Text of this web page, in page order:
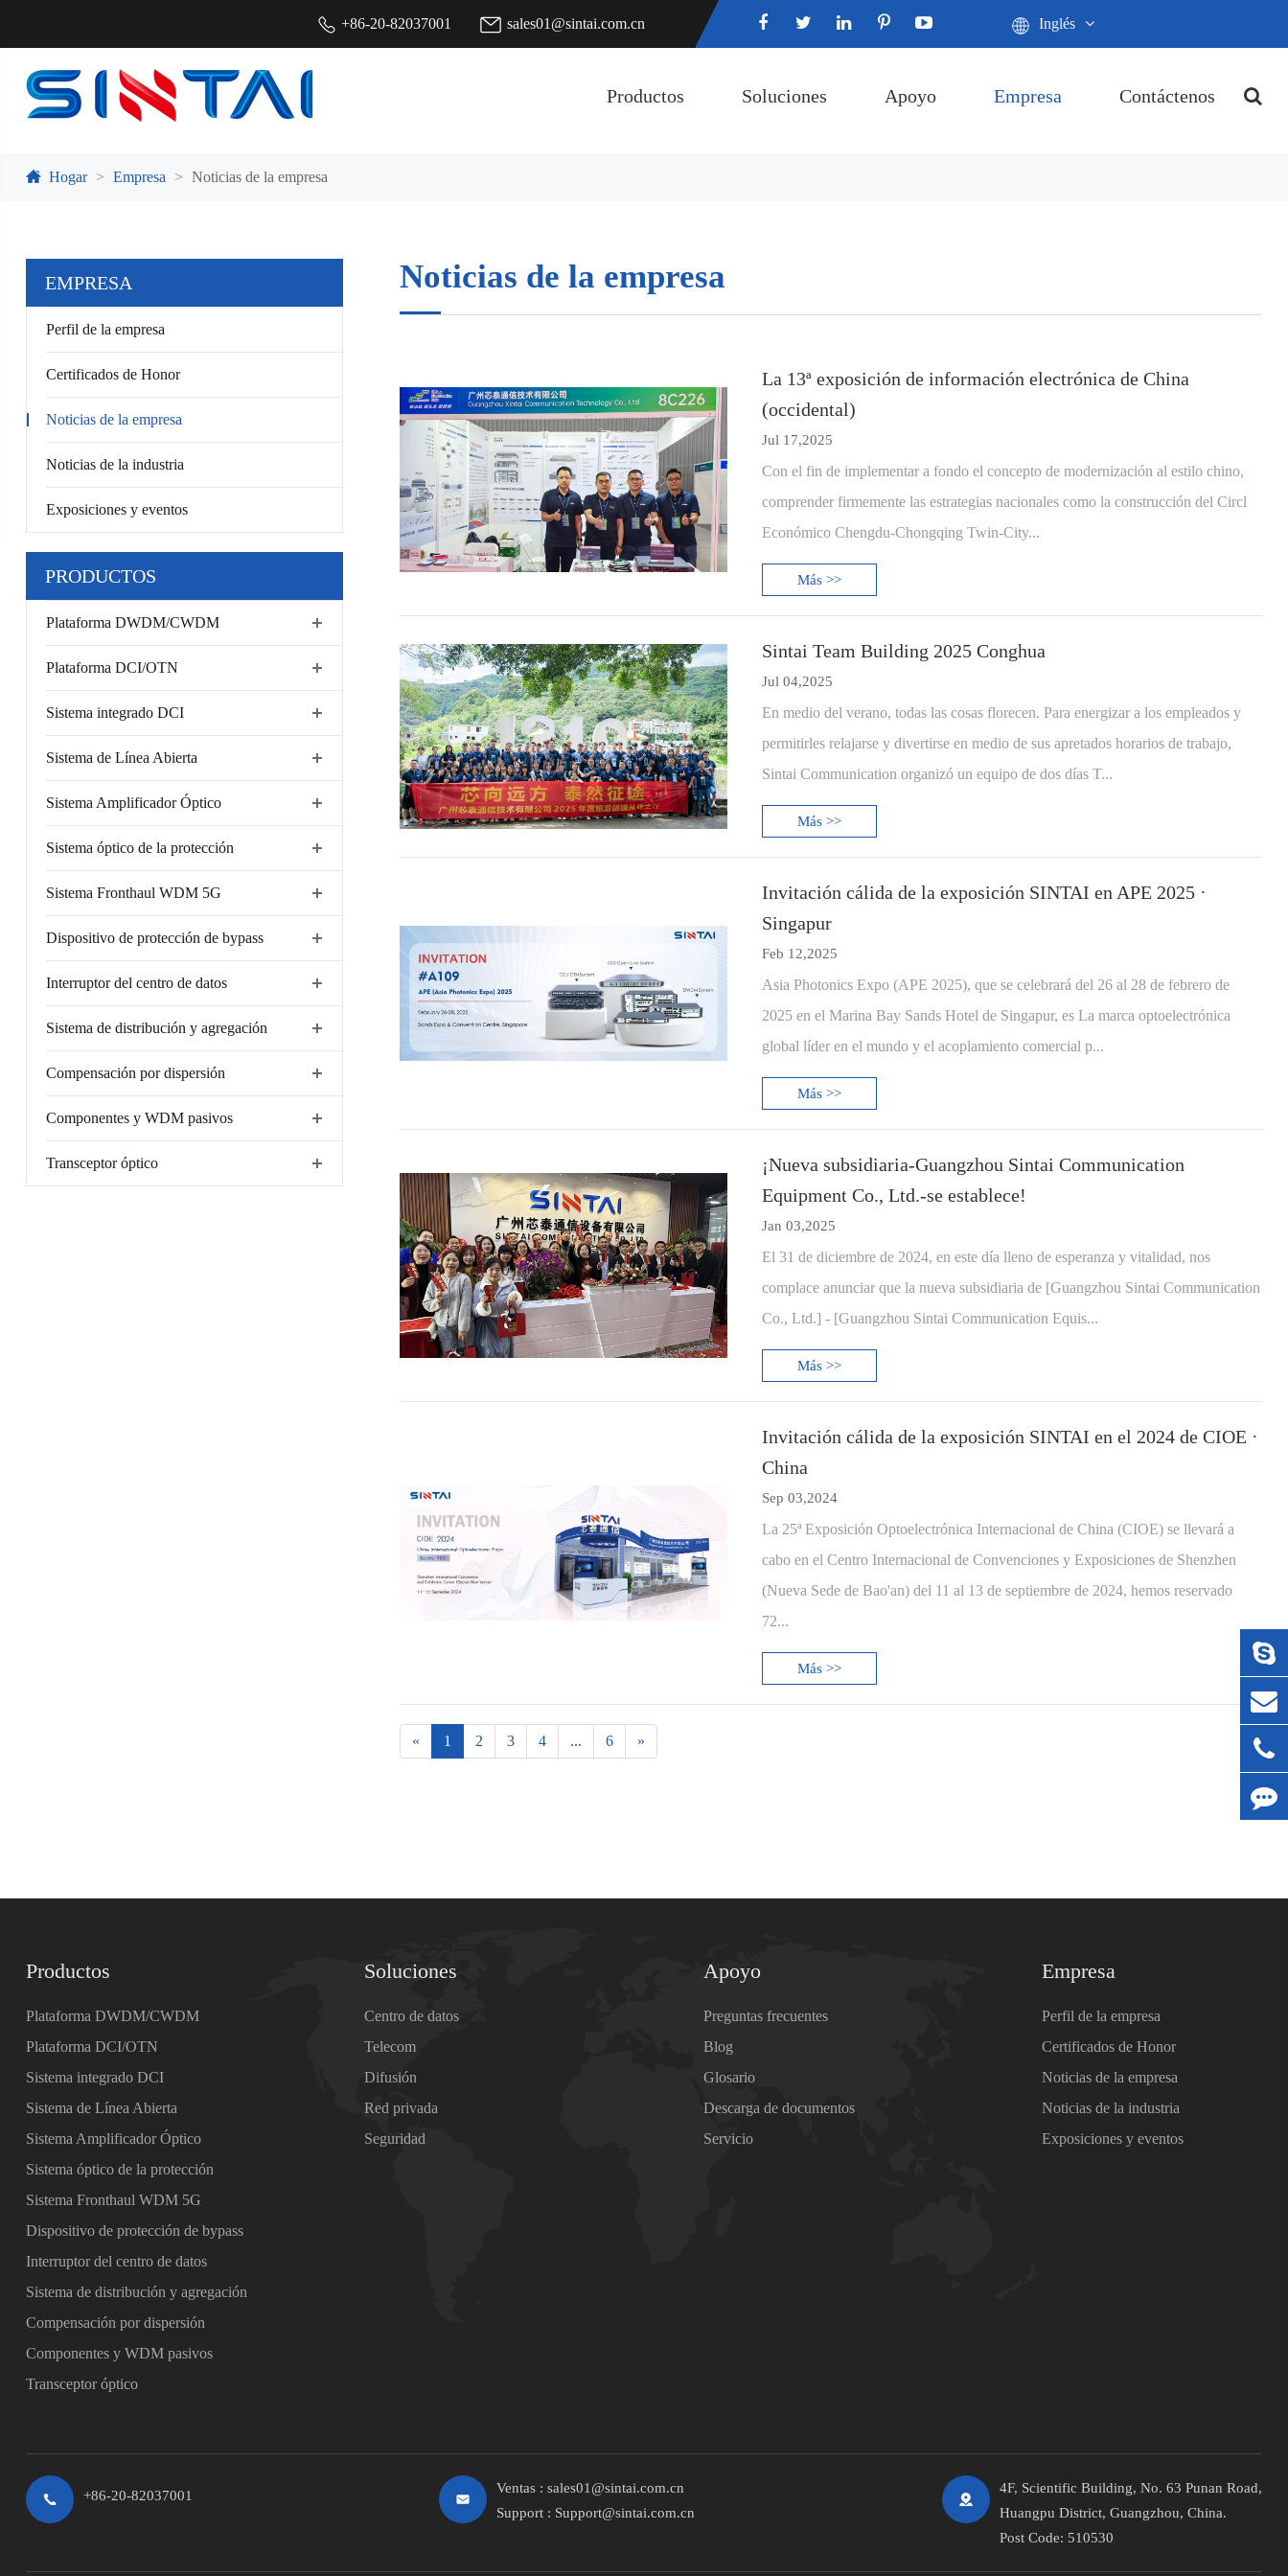
+86-20-82037001 sales01@sintai.com.cn Inglés
Productos Soluciones Apoyo Empresa Contáctenos
Hogar Empresa Noticias de la empresa
EMPRESA
Perfil de la empresa
Certificados de Honor
Noticias de la empresa
Noticias de la industria
Exposiciones y eventos
PRODUCTOS
Plataforma DWDM/CWDM
Plataforma DCI/OTN
Sistema integrado DCI
Sistema de Línea Abierta
Sistema Amplificador Óptico
Sistema óptico de la protección
Sistema Fronthaul WDM 5G
Dispositivo de protección de bypass
Interruptor del centro de datos
Sistema de distribución y agregación
Compensación por dispersión
Componentes y WDM pasivos
Transceptor óptico
Noticias de la empresa
La 13ª exposición de información electrónica de China
(occidental)
Jul 17,2025
Con el fin de implementar a fondo el concepto de modernización al estilo chino,
comprender firmemente las estrategias nacionales como la construcción del Circl
Económico Chengdu-Chongqing Twin-City...
Más >>
Sintai Team Building 2025 Conghua
Jul 04,2025
En medio del verano, todas las cosas florecen. Para energizar a los empleados y
permitirles relajarse y divertirse en medio de sus apretados horarios de trabajo,
Sintai Communication organizó un equipo de dos días T...
Más >>
Invitación cálida de la exposición SINTAI en APE 2025 ·
Singapur
Feb 12,2025
Asia Photonics Expo (APE 2025), que se celebrará del 26 al 28 de febrero de
2025 en el Marina Bay Sands Hotel de Singapur, es La marca optoelectrónica
global líder en el mundo y el acoplamiento comercial p...
Más >>
¡Nueva subsidiaria-Guangzhou Sintai Communication
Equipment Co., Ltd.-se establece!
Jan 03,2025
El 31 de diciembre de 2024, en este día lleno de esperanza y vitalidad, nos
complace anunciar que la nueva subsidiaria de [Guangzhou Sintai Communication
Co., Ltd.] - [Guangzhou Sintai Communication Equis...
Más >>
Invitación cálida de la exposición SINTAI en el 2024 de CIOE ·
China
Sep 03,2024
La 25ª Exposición Optoelectrónica Internacional de China (CIOE) se llevará a
cabo en el Centro Internacional de Convenciones y Exposiciones de Shenzhen
(Nueva Sede de Bao'an) del 11 al 13 de septiembre de 2024, hemos reservado
72...
Más >>
« 1 2 3 4 ... 6 »
Productos
Plataforma DWDM/CWDM
Plataforma DCI/OTN
Sistema integrado DCI
Sistema de Línea Abierta
Sistema Amplificador Óptico
Sistema óptico de la protección
Sistema Fronthaul WDM 5G
Dispositivo de protección de bypass
Interruptor del centro de datos
Sistema de distribución y agregación
Compensación por dispersión
Componentes y WDM pasivos
Transceptor óptico
Soluciones
Centro de datos
Telecom
Difusión
Red privada
Seguridad
Apoyo
Preguntas frecuentes
Blog
Glosario
Descarga de documentos
Servicio
Empresa
Perfil de la empresa
Certificados de Honor
Noticias de la empresa
Noticias de la industria
Exposiciones y eventos
+86-20-82037001 Ventas :sales01@sintai.com.cn
Support : Support@sintai.com.cn
4F, Scientific Building, No. 63 Punan Road,
Huangpu District, Guangzhou, China.
Post Code: 510530